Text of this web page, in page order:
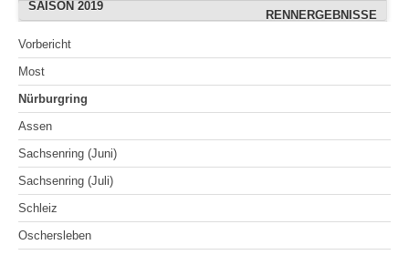
FREIBERG (JULI)
BOPFINGEN
BOPFINGEN
WITTGENBORN
OSCHERSLEBEN (AUGUST)
OSCHERSLEBEN (ADRIAN)
OSCHERSLEBEN
RENNERGEBNISSE
RENNERGEBNISSE
SAISON 2019
Vorbericht
Most
Nürburgring
Assen
Sachsenring (Juni)
Sachsenring (Juli)
Schleiz
Oschersleben